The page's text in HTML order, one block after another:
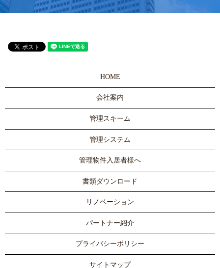
HOME
会社案内
管理スキーム
管理システム
管理物件入居者様へ
書類ダウンロード
リノベーション
パートナー紹介
プライバシーポリシー
サイトマップ